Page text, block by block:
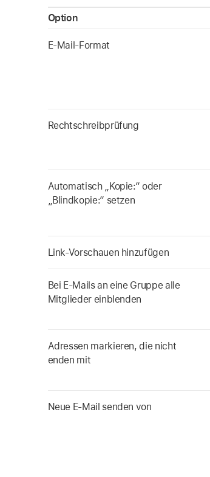
Option
E-Mail-Format
Rechtschreibprüfung
Automatisch „Kopie:“ oder
„Blindkopie:“ setzen
Link-Vorschauen hinzufügen
Bei E-Mails an eine Gruppe alle
Mitglieder einblenden
Adressen markieren, die nicht
enden mit
Neue E-Mail senden von